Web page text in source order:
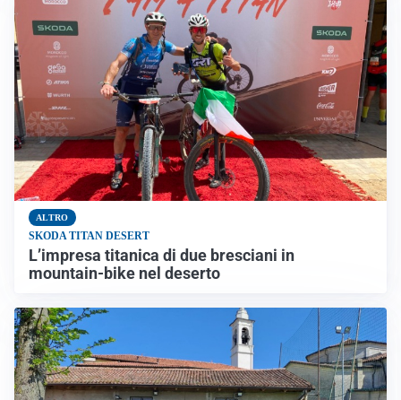
ALTRO
SKODA TITAN DESERT
L’impresa titanica di due bresciani in
mountain-bike nel deserto